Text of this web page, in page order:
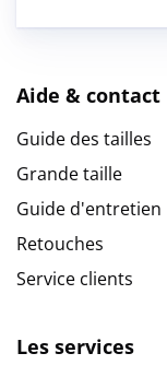
Aide & contact
Guide des tailles
Grande taille
Guide d'entretien
Retouches
Service clients
Les services